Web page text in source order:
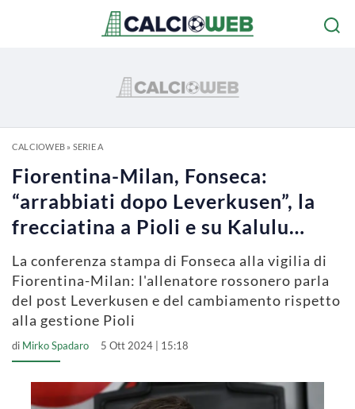
CALCIOWEB» SERIE A
Fiorentina-Milan, Fonseca:
“arrabbiati dopo Leverkusen”, la
frecciatina a Pioli e su Kalulu…
La conferenza stampa di Fonseca alla vigilia di
Fiorentina-Milan: l'allenatore rossonero parla
del post Leverkusen e del cambiamento rispetto
alla gestione Pioli
di Mirko Spadaro 5 Ott 2024 | 15:18